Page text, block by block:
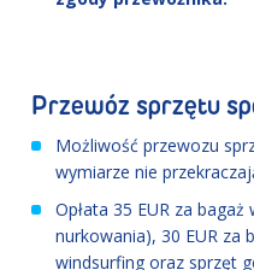
Przewóz sprzętu
Możliwość przewozu
wymiarze nie
Opłata 35 EUR za
nurkowania), 30 EUR za
windsurfing oraz sprzęt